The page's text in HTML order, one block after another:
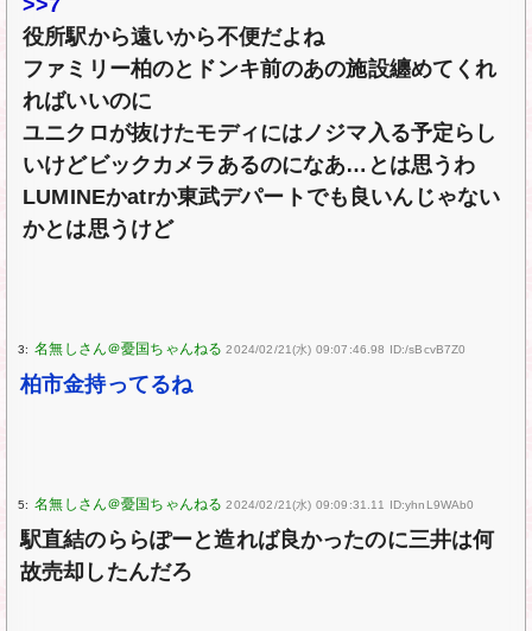
>>7
役所駅から遠いから不便だよね
ファミリー柏のとドンキ前のあの施設纏めてくれ
ればいいのに
ユニクロが抜けたモディにはノジマ入る予定らし
いけどビックカメラあるのになあ…とは思うわ
LUMINEかatrか東武デパートでも良いんじゃない
かとは思うけど
3: 2024/02/21(水) 09:07:46.98 ID:/sBcvB7Z0
柏市金持ってるね
5: 2024/02/21(水) 09:09:31.11 ID:yhnL9WAb0
駅直結のららぽーと造れば良かったのに三井は何
故売却したんだろ